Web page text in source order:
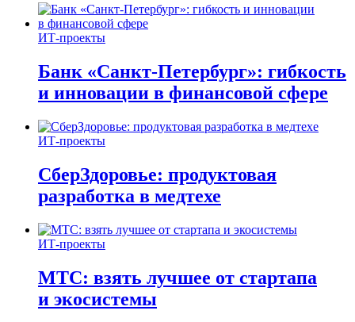
ИТ-проекты
Банк «Санкт-Петербург»: гибкость
и инновации в финансовой сфере
ИТ-проекты
СберЗдоровье: продуктовая
разработка в медтехе
ИТ-проекты
МТС: взять лучшее от стартапа
и экосистемы